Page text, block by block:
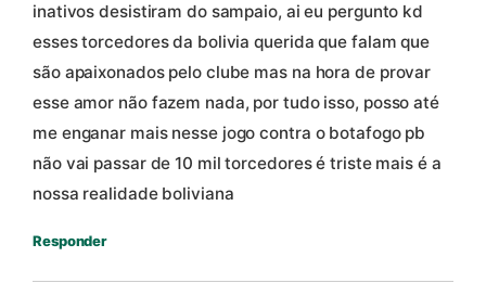
inativos desistiram do sampaio, ai eu pergunto kd
esses torcedores da bolivia querida que falam que
são apaixonados pelo clube mas na hora de provar
esse amor não fazem nada, por tudo isso, posso até
me enganar mais nesse jogo contra o botafogo pb
não vai passar de 10 mil torcedores é triste mais é a
nossa realidade boliviana
Responder